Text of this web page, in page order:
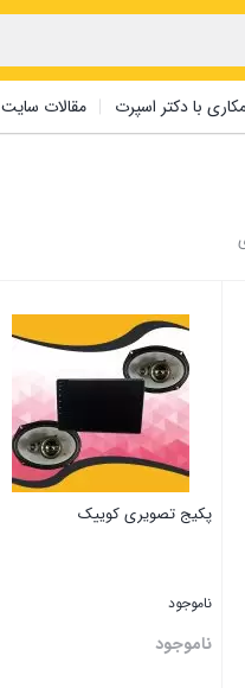
با دکتر اسپرت مقالات سایت
پکیج تصویری کوییک
ناموجود
ناموجود